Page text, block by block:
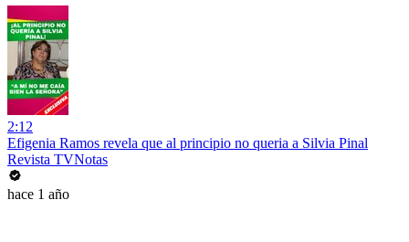
2:12
Efigenia Ramos revela que al principio no queria a Silvia Pinal
Revista TVNotas
hace 1 año